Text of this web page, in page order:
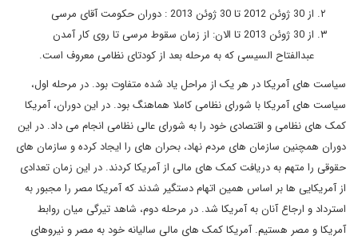
از 30 ژوئن 2012 تا 30 ژوئن 2013 : دوران حکومت آقای مرسی
از 30 ژوئن 2013 تا الان: از زمان سقوط مرسی تا روی کار آمدن
عبدالفتاح السیسی که به مرحله بعد از کودتای نظامی معروف است.
سیاست های آمریکا در هر یک از مراحل یاد شده متفاوت بود. در مرحله اول،
سیاست های آمریکا با شورای نظامی کاملا هماهنگ بود. در این دوران، آمریکا
کمک های نظامی و اقتصادی خود را به شورای عالی نظامی انجام می داد. در این
دوران همچنین سازمان های مردم نهاد، بحران های را ایجاد کرده و سازمان های
حقوقی را متهم به دریافت کمک های مالی از آمریکا کردند. در این زمان تعدادی
از آمریکایی ها بر اساس همین اتهام دستگیر شدند که آمریکا مصر را مجبور به
استرداد و ارجاع آنان به آمریکا شد. در مرحله دوم، شاهد تیرگی میان روابط
آمریکا و مصر هستیم. آمریکا کمک های مالی سالیانه خود به مصر و نیروهای